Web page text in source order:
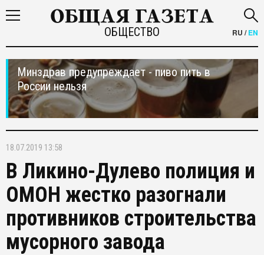
ОБЩЕСТВО RU /EN
Минздрав предупреждает - пиво пить в
России нельзя
18.07.2019 13:58
В Ликино-Дулево полиция и
ОМОН жестко разогнали
противников строительства
мусорного завода